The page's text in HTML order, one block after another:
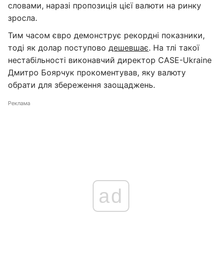
словами, наразі пропозиція цієї валюти на ринку
зросла.
Тим часом євро демонструє рекордні показники,
тоді як долар поступово дешевшає. На тлі такої
нестабільності виконавчий директор CASE-Ukraine
Дмитро Боярчук прокоментував, яку валюту
обрати для збереження заощаджень.
Реклама
ad